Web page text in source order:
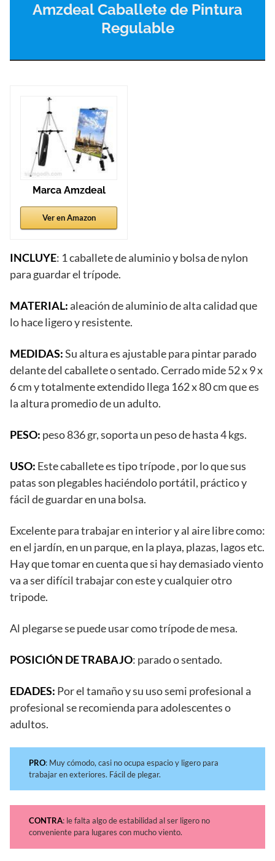
Amzdeal Caballete de Pintura
Regulable
Marca Amzdeal
Ver en Amazon
INCLUYE: 1 caballete de aluminio y bolsa de nylon
para guardar el trípode.
MATERIAL:aleación de aluminio de alta calidad que
lo hace ligero y resistente.
MEDIDAS:Su altura es ajustable para pintar parado
delante del caballete o sentado. Cerrado mide 52 x 9 x
6 cm y totalmente extendido llega 162 x 80 cm que es
la altura promedio de un adulto.
PESO: peso 836 gr, soporta un peso de hasta 4 kgs.
USO: Este caballete es tipo trípode , por lo que sus
patas son plegables haciéndolo portátil, práctico y
fácil de guardar en una bolsa.
Excelente para trabajar en interior y al aire libre como:
en el jardín, en un parque, en la playa, plazas, lagos etc.
Hay que tomar en cuenta que si hay demasiado viento
va a ser difícil trabajar con este y cualquier otro
tripode.
Al plegarse se puede usar como trípode de mesa.
POSICIÓN DE TRABAJO: parado o sentado.
EDADES: Por el tamaño y su uso semi profesional a
profesional se recomienda para adolescentes o
adultos.
PRO: Muy cómodo, casi no ocupa espacio y ligero para
trabajar en exteriores. Fácil de plegar.
CONTRA: le falta algo de estabilidad al ser ligero no
conveniente para lugares con mucho viento.